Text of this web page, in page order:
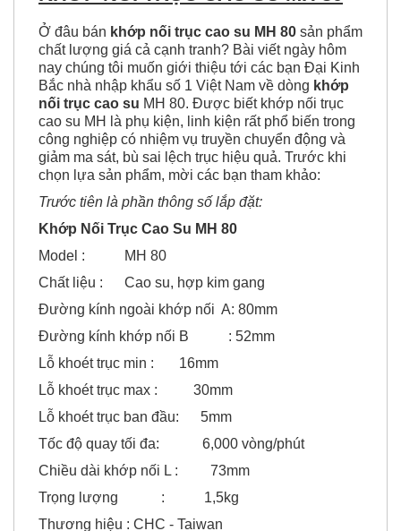
Ở đâu bánkhớp nối trục cao su MH 80sản phẩm
chất lượng giá cả cạnh tranh? Bài viết ngày hôm
nay chúng tôi muốn giới thiệu tới các bạn Đại Kinh
Bắc nhà nhập khẩu số 1 Việt Nam về dòngkhớp
nối trục cao suMH 80. Được biếtkhớp nối trục
cao su MH là phụ kiện, linh kiện rất phổ biến trong
công nghiệp có nhiệm vụ truyền chuyển động và
giảm ma sát, bù sai lệch trục hiệu quả. Trước khi
chọn lựa sản phẩm, mời các bạn tham khảo:
Trước tiên là phần thông số lắp đặt:
Khớp Nối Trục Cao Su MH 80
Model : MH 80
Chất liệu : Cao su, hợp kim gang
Đường kính ngoài khớp nối A: 80mm
Đường kính khớp nối B : 52mm
Lỗ khoét trục min : 16mm
Lỗ khoét trục max : 30mm
Lỗ khoét trục ban đầu: 5mm
Tốc độ quay tối đa: 6,000 vòng/phút
Chiều dài khớp nối L : 73mm
Trọng lượng : 1,5kg
Thương hiệu : CHC - Taiwan